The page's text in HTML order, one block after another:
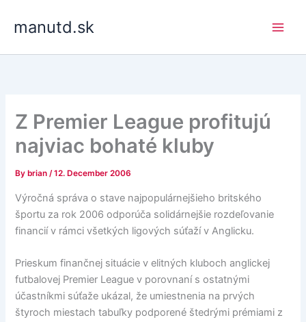
manutd.sk
Z Premier League profitujú
najviac bohaté kluby
By brian/12. December 2006
Výročná správa o stave najpopulárnejšieho britského
športu za rok 2006 odporúča solidárnejšie rozdeľovanie
financií v rámci všetkých ligových súťaží v Anglicku.
Prieskum finančnej situácie v elitných kluboch anglickej
futbalovej Premier League v porovnaní s ostatnými
účastníkmi súťaže ukázal, že umiestnenia na prvých
štyroch miestach tabuľky podporené štedrými prémiami z